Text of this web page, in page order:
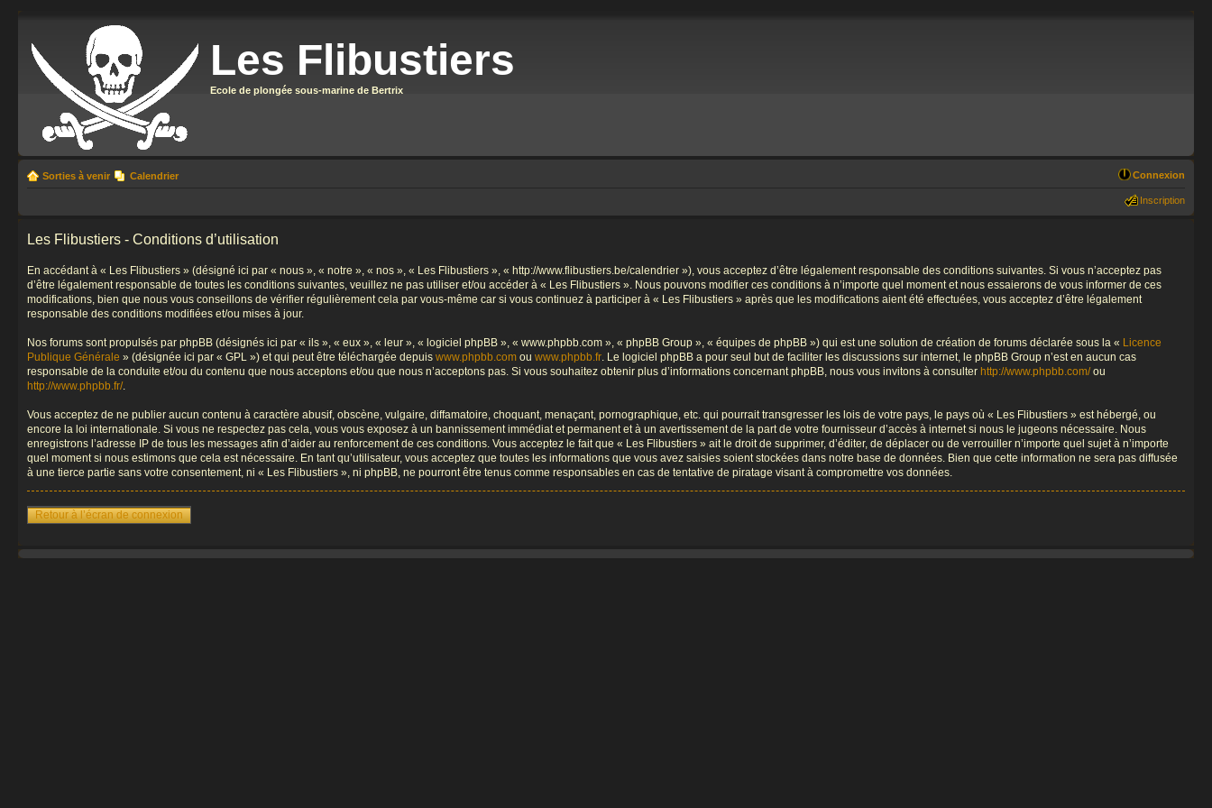
Les Flibustiers
Ecole de plongée sous-marine de Bertrix
Sorties à venir Calendrier Connexion
Inscription
Les Flibustiers - Conditions d’utilisation
En accédant à « Les Flibustiers » (désigné ici par « nous », « notre », « nos », « Les Flibustiers », « http://www.flibustiers.be/calendrier »), vous acceptez d’être légalement responsable des conditions suivantes. Si vous n’acceptez pas
d’être légalement responsable de toutes les conditions suivantes, veuillez ne pas utiliser et/ou accéder à « Les Flibustiers ». Nous pouvons modifier ces conditions à n’importe quel moment et nous essaierons de vous informer de ces
modifications, bien que nous vous conseillons de vérifier régulièrement cela par vous-même car si vous continuez à participer à « Les Flibustiers » après que les modifications aient été effectuées, vous acceptez d’être légalement
responsable des conditions modifiées et/ou mises à jour.
Nos forums sont propulsés par phpBB (désignés ici par « ils », « eux », « leur », « logiciel phpBB », « www.phpbb.com », « phpBB Group », « équipes de phpBB ») qui est une solution de création de forums déclarée sous la « Licence
Publique Générale » (désignée ici par « GPL ») et qui peut être téléchargée depuis www.phpbb.com ou www.phpbb.fr. Le logiciel phpBB a pour seul but de faciliter les discussions sur internet, le phpBB Group n’est en aucun cas
responsable de la conduite et/ou du contenu que nous acceptons et/ou que nous n’acceptons pas. Si vous souhaitez obtenir plus d’informations concernant phpBB, nous vous invitons à consulter http://www.phpbb.com/ou
http://www.phpbb.fr/.
Vous acceptez de ne publier aucun contenu à caractère abusif, obscène, vulgaire, diffamatoire, choquant, menaçant, pornographique, etc. qui pourrait transgresser les lois de votre pays, le pays où « Les Flibustiers » est hébergé, ou
encore la loi internationale. Si vous ne respectez pas cela, vous vous exposez à un bannissement immédiat et permanent et à un avertissement de la part de votre fournisseur d’accès à internet si nous le jugeons nécessaire. Nous
enregistrons l’adresse IP de tous les messages afin d’aider au renforcement de ces conditions. Vous acceptez le fait que « Les Flibustiers » ait le droit de supprimer, d’éditer, de déplacer ou de verrouiller n’importe quel sujet à n’importe
quel moment si nous estimons que cela est nécessaire. En tant qu’utilisateur, vous acceptez que toutes les informations que vous avez saisies soient stockées dans notre base de données. Bien que cette information ne sera pas diffusée
à une tierce partie sans votre consentement, ni « Les Flibustiers », ni phpBB, ne pourront être tenus comme responsables en cas de tentative de piratage visant à compromettre vos données.
Retour à l’écran de connexion